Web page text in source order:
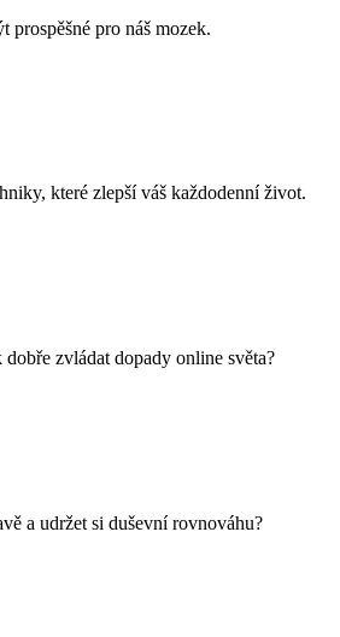
pro náš mozek.
které zlepší váš každodenní život.
zvládat dopady online světa?
a udržet si duševní rovnováhu?